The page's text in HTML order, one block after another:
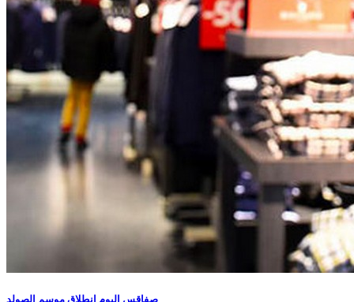
صفاقس اليوم انطلاق موسم الصولد